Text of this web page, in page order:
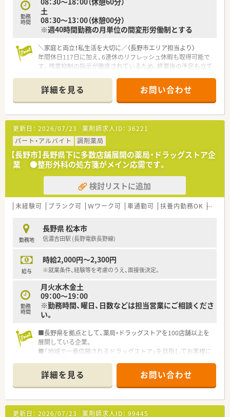
勤務
時間
土
08：30～13：00（休憩00分）
※週40時間勤務の月単位の間変形労働制とする
＼家庭と両立！私生活を大切に／（長野市エリア担当より）
年間休日117日に加え、6連休のリフレッシュ休暇も取得可能で
す。残業抑制の指示が徹底されているため、終業後の予定も立て
【店舗情報と応需状況について】
■川中島駅から車で約7分の立地にあり、眼科と麻酔科をメイン
に応需しているため、特定の専門知識を深く習得できる環境で
す。
■1日あたりの処方箋枚数は50枚から60枚程度で、常勤1名とパ
ート4名の体制で協力しながら丁寧な服薬指導を行っています。
■門前クリニックの診療時間に合わせて開局しており、平日は
18時終業のため、夜遅い勤務が発生しにくいのが大きな特徴で
す。
【募集背景と求める人物像について】
■北信エリアでの薬剤師不足を解消するための増員募集であり、
特に長野市内での店舗運営を支えていただける正社員を求めて
■エリアマネージャーが応援に入る現状を改善したいため、店舗
の主軸として周囲と連携し、円滑に業務を進められる方を歓迎し
ます。
活躍したいという意欲をお持ちの薬剤師さんからの応募をお待
ちしています。
【勤務実態について】
■残業は全社平均で月間6.6時間と非常に少なく、富士薬品本体
からの指示により、1分単位での残業代支給が徹底されていま
す。
ため、心身ともにリフレッシュしながら継続して勤務いただけま
す。
■早番や遅番のシフト調整を適切に行うことで、薬剤師一人ひと
りに過度な負担がかからないよう、業務の平準化を図っていま
す。
詳細を見る お問い合わせ
更新日： 2026/07/23 薬剤師求人ID： 36221
パート・アルバイト
調剤薬局
【長野市】長野県下に多数店舗展開の薬局・ドラッグストア企
業 ●整形外科の処方箋がメイン応需です。
検討リストに追加
未経験可 ブランク可 Ｗワーク可 車通勤可 扶養内勤務OK 大手
勤務地
長野県 松本市
信濃吉田駅 (長野電鉄長野線)
給与
時給2,000円～2,300円
※就業条件、経験等を考慮のうえ、面接後決定。
勤務
時間
月火水木金土
09：00～19：00
※勤務時間、曜日、日数などは担当営業にご相談くださ
い。
■長野県を拠点として、薬局・ドラッグストアを100店舗以上を
展開している企業。
■「地域で一番信頼されるドラッグストア」を目指してお客様に
■2015年には大手医薬品企業の参加に入り、さらなる飛躍を目
指している活気ある企業です。
■グループとしての全体研修があり、スキルアップができる環境
です。
詳細を見る お問い合わせ
更新日： 2026/07/23 薬剤師求人ID： 99445